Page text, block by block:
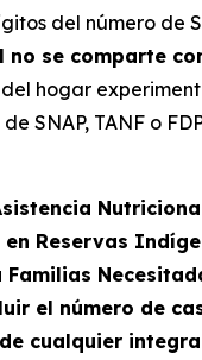
del número de
se comparte
hogar
SNAP, TANF o
Reservas
el número de
cualquier